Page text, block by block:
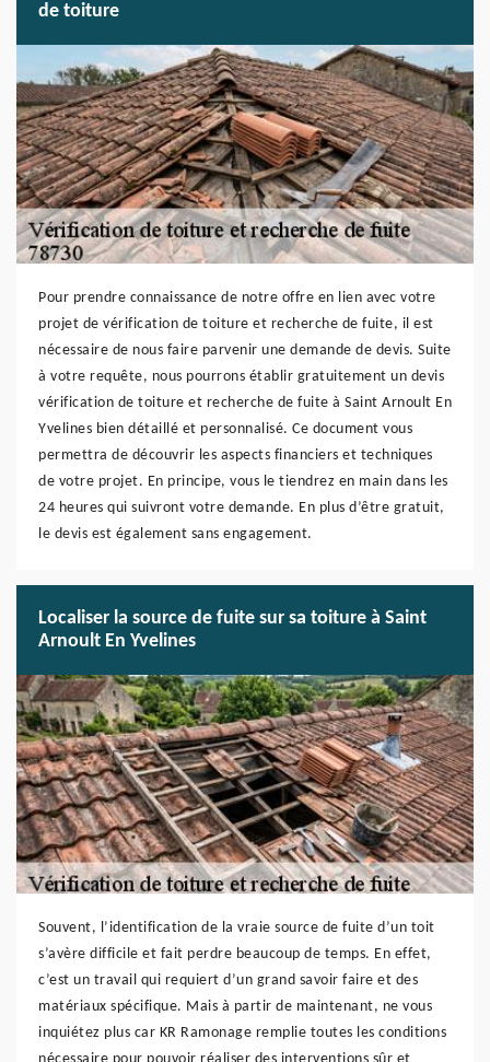
de toiture
Pour prendre connaissance de notre offre en lien avec votre
projet de vérification de toiture et recherche de fuite, il est
nécessaire de nous faire parvenir une demande de devis. Suite
à votre requête, nous pourrons établir gratuitement un devis
vérification de toiture et recherche de fuite à Saint Arnoult En
Yvelines bien détaillé et personnalisé. Ce document vous
permettra de découvrir les aspects financiers et techniques
de votre projet. En principe, vous le tiendrez en main dans les
24 heures qui suivront votre demande. En plus d’être gratuit,
le devis est également sans engagement.
Localiser la source de fuite sur sa toiture à Saint
Arnoult En Yvelines
Souvent, l’identification de la vraie source de fuite d’un toit
s’avère difficile et fait perdre beaucoup de temps. En effet,
c’est un travail qui requiert d’un grand savoir faire et des
matériaux spécifique. Mais à partir de maintenant, ne vous
inquiétez plus car KR Ramonage remplie toutes les conditions